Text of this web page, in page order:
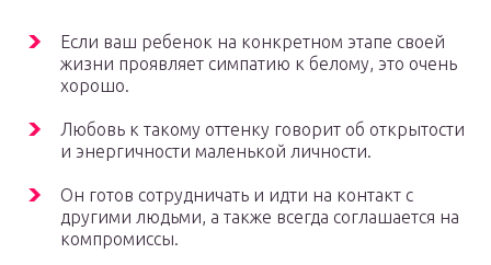
Если ваш ребенок на конкретном этапе своей
жизни проявляет симпатию к белому, это очень
хорошо.
Любовь к такому оттенку говорит об открытости
и энергичности маленькой личности.
Он готов сотрудничать и идти на контакт с
другими людьми, а также всегда соглашается на
компромиссы.